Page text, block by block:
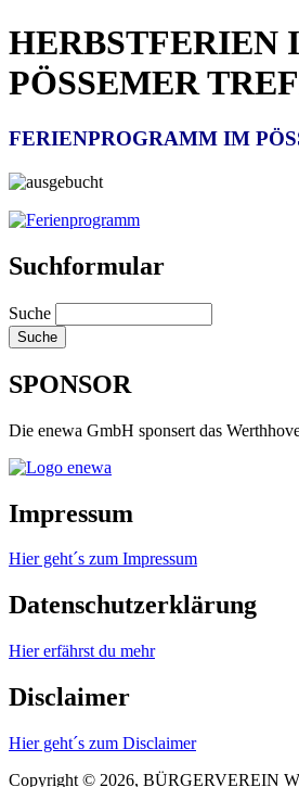
HERBSTFERIEN
PÖSSEMER
FERIENPROGRAMM IM
Suchformular
Suche
SPONSOR
Die enewa GmbH sponsert das
Impressum
Hier geht´s zum Impressum
Datenschutzerklärung
Hier erfährst du mehr
Disclaimer
Hier geht´s zum Disclaimer
Copyright © 2026, BÜRGERVEREIN